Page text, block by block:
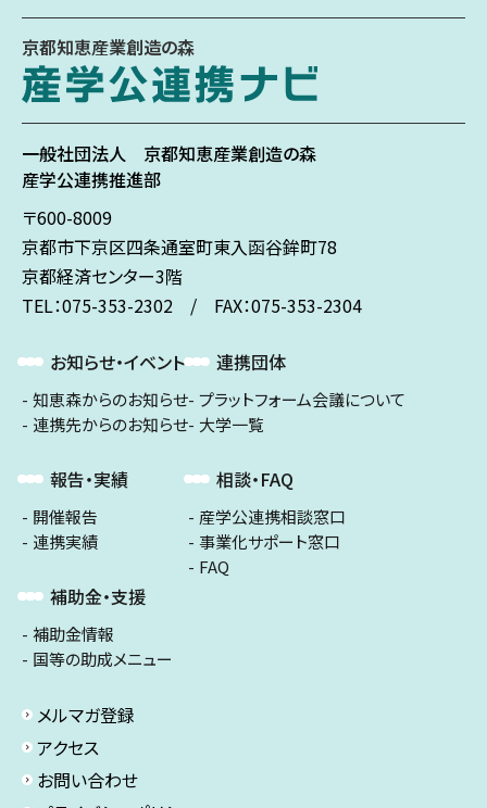
京都知恵産業創造の森
一般社団法人 京都知恵産業創造の森
産学公連携推進部
〒600-8009
京都市下京区四条通室町東入函谷鉾町78
京都経済センター3階
TEL：075-353-2302 / FAX：075-353-2304
お知らせ・イベント
知恵森からのお知らせ
連携先からのお知らせ
報告・実績
開催報告
連携実績
補助金・支援
補助金情報
国等の助成メニュー
連携団体
プラットフォーム会議について
大学一覧
相談・FAQ
産学公連携相談窓口
事業化サポート窓口
FAQ
メルマガ登録
アクセス
お問い合わせ